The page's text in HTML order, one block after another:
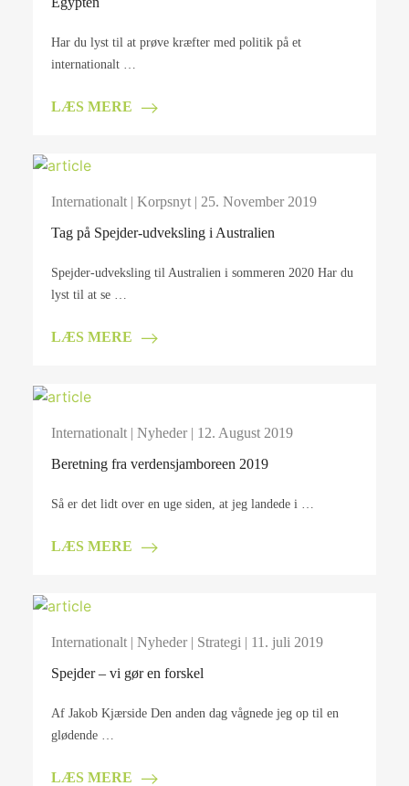
Har du lyst til at prøve kræfter med politik på et
internationalt …
LÆS MERE
Internationalt| Korpsnyt| 25. November 2019
Tag på Spejder-udveksling i Australien
Spejder-udveksling til Australien i sommeren 2020 Har du
lyst til at se …
LÆS MERE
Internationalt| Nyheder| 12. August 2019
Beretning fra verdensjamboreen 2019
Så er det lidt over en uge siden, at jeg landede i …
LÆS MERE
Internationalt| Nyheder| Strategi | 11. juli 2019
Spejder – vi gør en forskel
Af Jakob Kjærside Den anden dag vågnede jeg op til en
glødende …
LÆS MERE